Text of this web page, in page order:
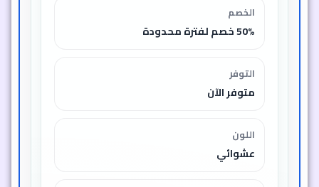
الخصم
50% خصم لفترة محدودة
التوفر
متوفر الآن
اللون
عشوائي